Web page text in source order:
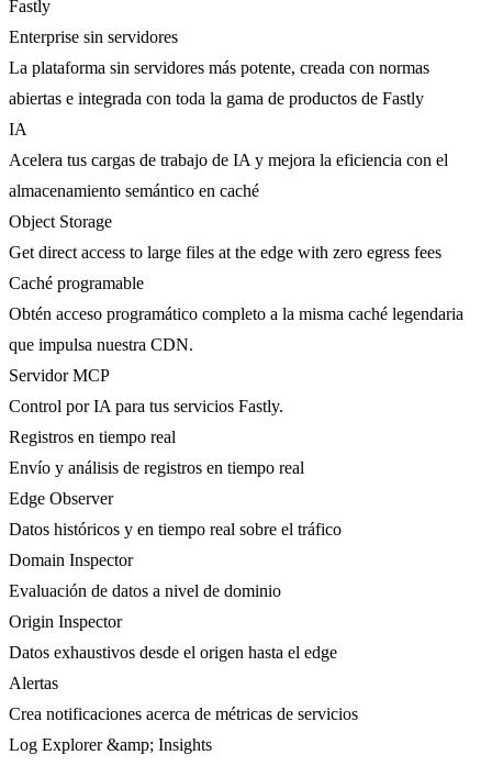
Fastly
Enterprise sin servidores
La plataforma sin servidores más potente, creada con normas
abiertas e integrada con toda la gama de productos de Fastly
IA
Acelera tus cargas de trabajo de IA y mejora la eficiencia con el
almacenamiento semántico en caché
Object Storage
Get direct access to large files at the edge with zero egress fees
Caché programable
Obtén acceso programático completo a la misma caché legendaria
que impulsa nuestra CDN.
Servidor MCP
Control por IA para tus servicios Fastly.
Registros en tiempo real
Envío y análisis de registros en tiempo real
Edge Observer
Datos históricos y en tiempo real sobre el tráfico
Domain Inspector
Evaluación de datos a nivel de dominio
Origin Inspector
Datos exhaustivos desde el origen hasta el edge
Alertas
Crea notificaciones acerca de métricas de servicios
Log Explorer &amp; Insights